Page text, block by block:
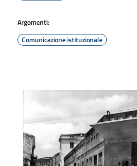
Argomenti:
Comunicazione istituzionale